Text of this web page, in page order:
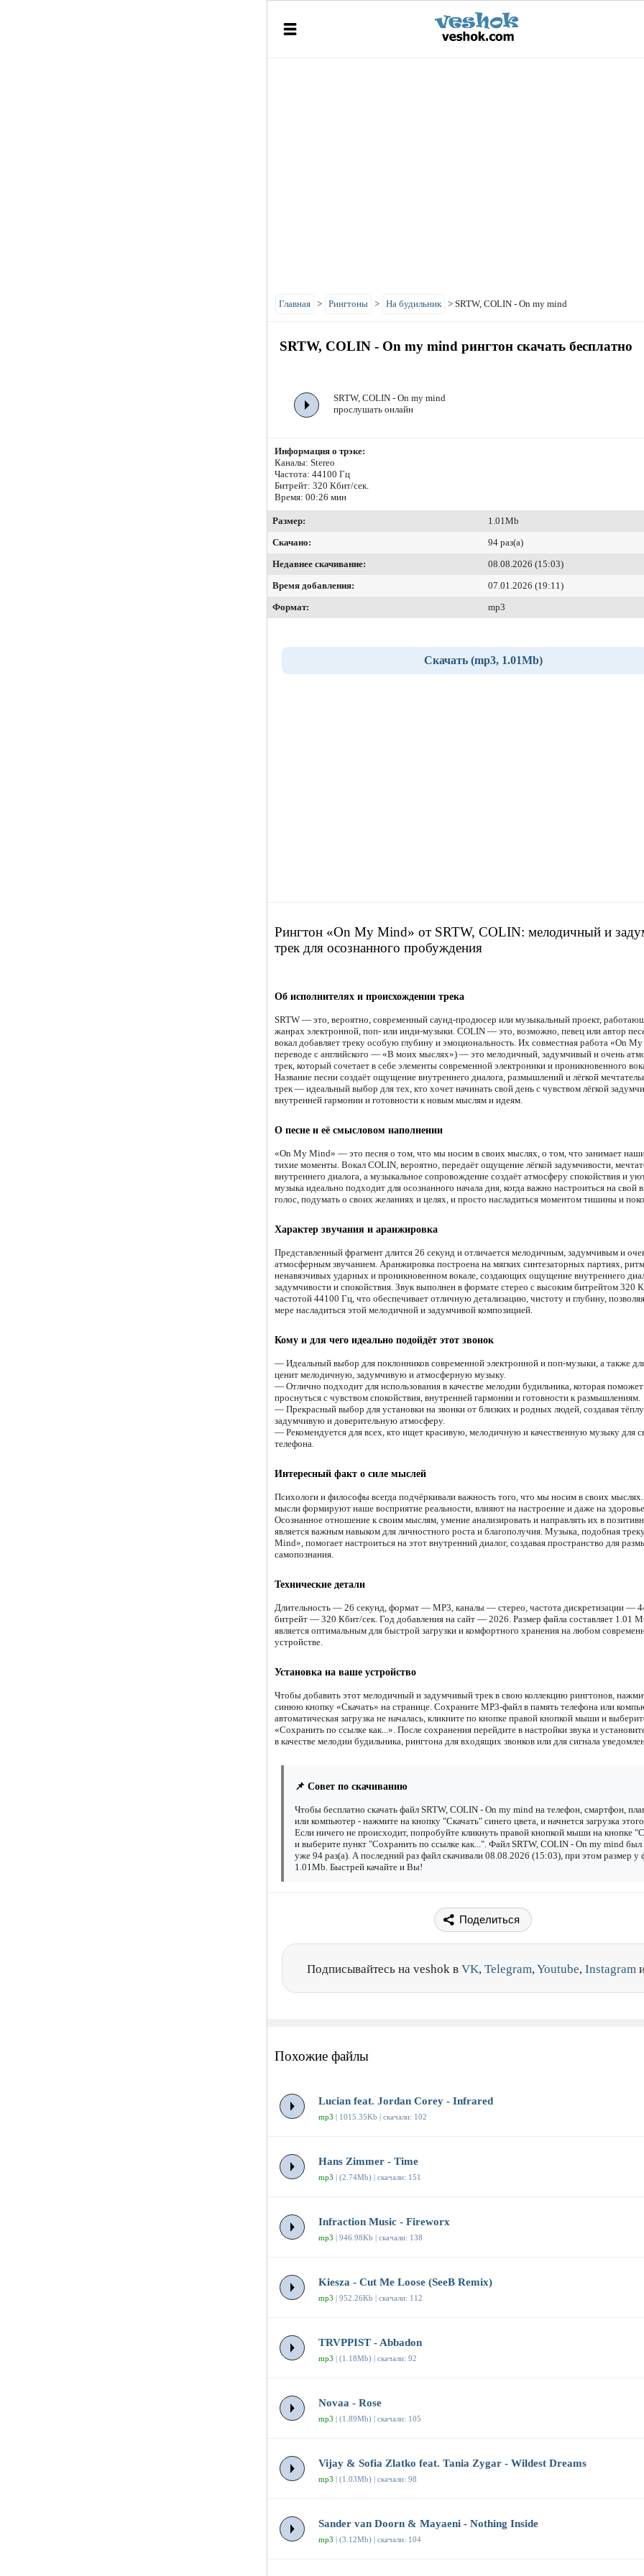
Главная > Рингтоны > На будильник > SRTW, COLIN - On my mind
SRTW, COLIN - On my mind рингтон скачать бесплатно
SRTW, COLIN - On my mind
прослушать онлайн
Информация о трэке:
Каналы: Stereo
Частота: 44100 Гц
Битрейт: 320 Кбит/сек.
Время: 00:26 мин
Размер:
1.01Mb
Скачано:
94 раз(а)
Недавнее скачивание:
08.08.2026 (15:03)
Время добавления:
07.01.2026 (19:11)
Формат:
mp3
Скачать (mp3, 1.01Mb)
Рингтон «On My Mind» от SRTW, COLIN: мелодичный и
трек для осознанного пробуждения
Об исполнителях и происхождении трека
SRTW — это, вероятно, современный саунд-продюсер или музыкальный проект,
жанрах электронной, поп- или инди-музыки. COLIN — это, возможно, певец или автор
вокал добавляет треку особую глубину и эмоциональность. Их совместная работа «On
переводе с английского — «В моих мыслях») — это мелодичный, задумчивый и очень
трек, который сочетает в себе элементы современной электроники и проникновенного
Название песни создаёт ощущение внутреннего диалога, размышлений и лёгкой
трек — идеальный выбор для тех, кто хочет начинать свой день с чувством лёгкой
внутренней гармонии и готовности к новым мыслям и идеям.
О песне и её смысловом наполнении
«On My Mind» — это песня о том, что мы носим в своих мыслях, о том, что занимает
тихие моменты. Вокал COLIN, вероятно, передаёт ощущение лёгкой задумчивости,
внутреннего диалога, а музыкальное сопровождение создаёт атмосферу спокойствия и
музыка идеально подходит для осознанного начала дня, когда важно настроиться на свой
голос, подумать о своих желаниях и целях, и просто насладиться моментом тишины и
Характер звучания и аранжировка
Представленный фрагмент длится 26 секунд и отличается мелодичным, задумчивым и
атмосферным звучанием. Аранжировка построена на мягких синтезаторных партиях,
ненавязчивых ударных и проникновенном вокале, создающих ощущение внутреннего
задумчивости и спокойствия. Звук выполнен в формате стерео с высоким битрейтом 320
частотой 44100 Гц, что обеспечивает отличную детализацию, чистоту и глубину,
мере насладиться этой мелодичной и задумчивой композицией.
Кому и для чего идеально подойдёт этот звонок
— Идеальный выбор для поклонников современной электронной и поп-музыки, а также
ценит мелодичную, задумчивую и атмосферную музыку.
— Отлично подходит для использования в качестве мелодии будильника, которая поможет
проснуться с чувством спокойствия, внутренней гармонии и готовности к размышлениям.
— Прекрасный выбор для установки на звонки от близких и родных людей, создавая
задумчивую и доверительную атмосферу.
— Рекомендуется для всех, кто ищет красивую, мелодичную и качественную музыку для
телефона.
Интересный факт о силе мыслей
Психологи и философы всегда подчёркивали важность того, что мы носим в своих
мысли формируют наше восприятие реальности, влияют на настроение и даже на
Осознанное отношение к своим мыслям, умение анализировать и направлять их в
является важным навыком для личностного роста и благополучия. Музыка, подобная
Mind», помогает настроиться на этот внутренний диалог, создавая пространство для
самопознания.
Технические детали
Длительность — 26 секунд, формат — MP3, каналы — стерео, частота дискретизации —
битрейт — 320 Кбит/сек. Год добавления на сайт — 2026. Размер файла составляет 1.01
является оптимальным для быстрой загрузки и комфортного хранения на любом
устройстве.
Установка на ваше устройство
Чтобы добавить этот мелодичный и задумчивый трек в свою коллекцию рингтонов,
синюю кнопку «Скачать» на странице. Сохраните MP3-файл в память телефона или
автоматическая загрузка не началась, кликните по кнопке правой кнопкой мыши и
«Сохранить по ссылке как...». После сохранения перейдите в настройки звука и
в качестве мелодии будильника, рингтона для входящих звонков или для сигнала
📌 Совет по скачиванию
Чтобы бесплатно скачать файл SRTW, COLIN - On my mind на телефон, смартфон,
или компьютер - нажмите на кнопку "Скачать" синего цвета, и начнется загрузка
Если ничего не происходит, попробуйте кликнуть правой кнопкой мыши на кнопке
и выберите пункт "Сохранить по ссылке как...". Файл SRTW, COLIN - On my mind был
уже 94 раз(а). А последний раз файл скачивали 08.08.2026 (15:03), при этом размер у
1.01Mb. Быстрей качайте и Вы!
Поделиться
Подписывайтесь на veshok в VK, Telegram,Youtube, Instagram
Похожие файлы
Lucian feat. Jordan Corey - Infrared
mp3 | 1015.35Kb | скачали: 102
Hans Zimmer - Time
mp3 | (2.74Mb) | скачали: 151
Infraction Music - Fireworx
mp3 | 946.98Kb | скачали: 138
Kiesza - Cut Me Loose (SeeB Remix)
mp3 | 952.26Kb | скачали: 112
TRVPPIST - Abbadon
mp3 | (1.18Mb) | скачали: 92
Novaa - Rose
mp3 | (1.89Mb) | скачали: 105
Vijay & Sofia Zlatko feat. Tania Zygar - Wildest Dreams
mp3 | (1.03Mb) | скачали: 98
Sander van Doorn & Mayaeni - Nothing Inside
mp3 | (3.12Mb) | скачали: 104